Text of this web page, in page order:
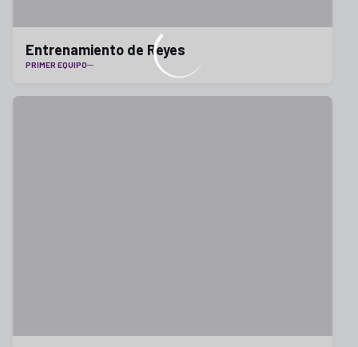
Entrenamiento de Reyes
PRIMER EQUIPO